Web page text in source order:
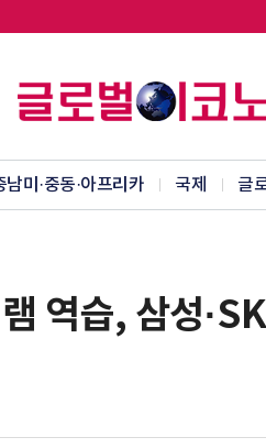
남미·중동·아프리카 국제 글
역습, 삼성